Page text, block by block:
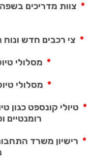
* צוות מדריכים
* צי רכבים חדש ונוח
* מסלולי
* מסלולי
* טיולי קונספט כגון
רומנטיים
* רישיון משרד